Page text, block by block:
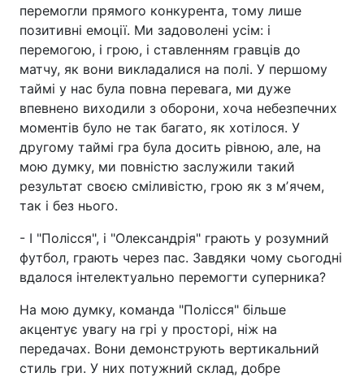
перемогли прямого конкурента, тому лише
позитивні емоції. Ми задоволені усім: і
перемогою, і грою, і ставленням гравців до
матчу, як вони викладалися на полі. У першому
таймі у нас була повна перевага, ми дуже
впевнено виходили з оборони, хоча небезпечних
моментів було не так багато, як хотілося. У
другому таймі гра була досить рівною, але, на
мою думку, ми повністю заслужили такий
результат своєю сміливістю, грою як з мʼячем,
так і без нього.
- І "Полісся", і "Олександрія" грають у розумний
футбол, грають через пас. Завдяки чому сьогодні
вдалося інтелектуально перемогти суперника?
На мою думку, команда "Полісся" більше
акцентує увагу на грі у просторі, ніж на
передачах. Вони демонструють вертикальний
стиль гри. У них потужний склад, добре